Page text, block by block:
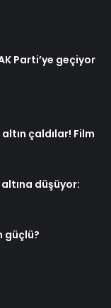
Parti’ye geçiyor
çaldılar! Film
düşüyor:
güçlü?